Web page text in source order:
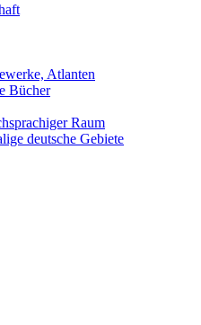
Atlanten
Bücher
Raum
deutsche Gebiete